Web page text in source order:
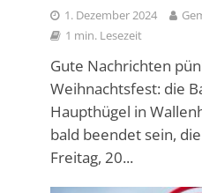
1. Dezember 2024
1 min. Lesezeit
Gute Nachrichten
Weihnachtsfest: die
Haupthügel in
bald beendet sein,
Freitag, 20...